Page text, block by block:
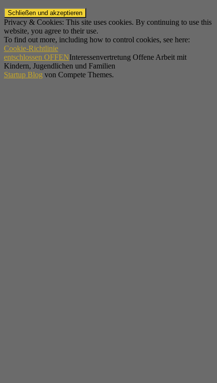
Privacy & Cookies: This site uses cookies. By continuing to use this
website, you agree to their use.
To find out more, including how to control cookies, see here:
Cookie-Richtlinie
entschlossen OFFENInteressenvertretung Offene Arbeit mit
Kindern, Jugendlichen und Familien
Startup Blog von Compete Themes.